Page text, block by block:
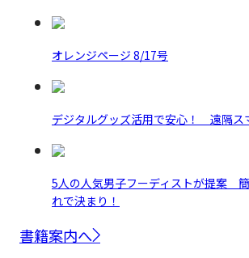
オレンジページ 8/17号
デジタルグッズ活用で安心！ 遠隔ス
5人の人気男子フーディストが提案
れで決まり！
書籍案内へ